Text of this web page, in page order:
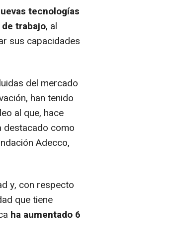
tecnologías
trabajo, al
sus capacidades
del mercado
han tenido
al que, hace
destacado como
Adecco,
y, con respecto
que tiene
ha aumentado 6